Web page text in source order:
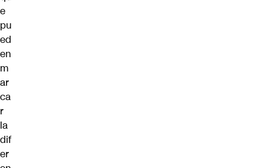
e
pu
ed
en
m
ar
ca
r
la
dif
er